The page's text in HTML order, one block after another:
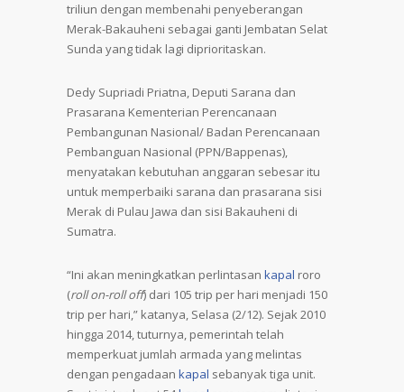
triliun dengan membenahi penyeberangan
Merak-Bakauheni sebagai ganti Jembatan Selat
Sunda yang tidak lagi diprioritaskan.
Dedy Supriadi Priatna, Deputi Sarana dan
Prasarana Kementerian Perencanaan
Pembangunan Nasional/ Badan Perencanaan
Pembanguan Nasional (PPN/Bappenas),
menyatakan kebutuhan anggaran sebesar itu
untuk memperbaiki sarana dan prasarana sisi
Merak di Pulau Jawa dan sisi Bakauheni di
Sumatra.
“Ini akan meningkatkan perlintasan kapal roro
(roll on-roll off) dari 105 trip per hari menjadi 150
trip per hari,” katanya, Selasa (2/12). Sejak 2010
hingga 2014, tuturnya, pemerintah telah
memperkuat jumlah armada yang melintas
dengan pengadaan kapal sebanyak tiga unit.